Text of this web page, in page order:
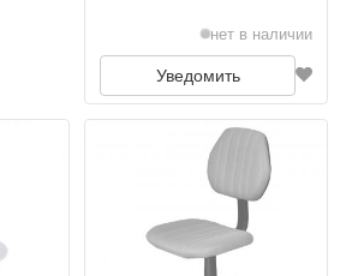
нет в наличии
Уведомить